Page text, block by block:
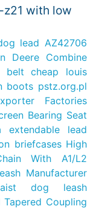
with low
lead AZ42706
Deere Combine
belt
cheap louis
boots pstz.org.pl
Factories
Bearing Seat
extendable lead
briefcases High
With A1/L2
Manufacturer
dog leash
Coupling